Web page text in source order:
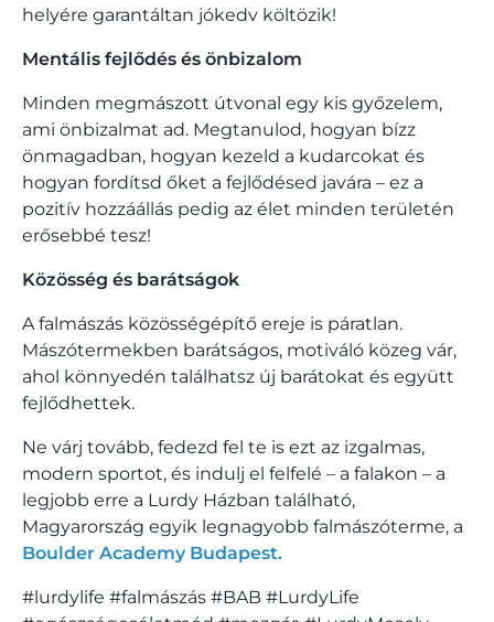
helyére garantáltan jókedv költözik!
Mentális fejlődés és önbizalom
Minden megmászott útvonal egy kis győzelem,
ami önbizalmat ad. Megtanulod, hogyan bízz
önmagadban, hogyan kezeld a kudarcokat és
hogyan fordítsd őket a fejlődésed javára – ez a
pozitív hozzáállás pedig az élet minden területén
erősebbé tesz!
Közösség és barátságok
A falmászás közösségépítő ereje is páratlan.
Mászótermekben barátságos, motiváló közeg vár,
ahol könnyedén találhatsz új barátokat és együtt
fejlődhettek.
Ne várj tovább, fedezd fel te is ezt az izgalmas,
modern sportot, és indulj el felfelé – a falakon – a
legjobb erre a Lurdy Házban található,
Magyarország egyik legnagyobb falmászóterme, a
Boulder Academy Budapest.
#lurdylife #falmászás #BAB #LurdyLife